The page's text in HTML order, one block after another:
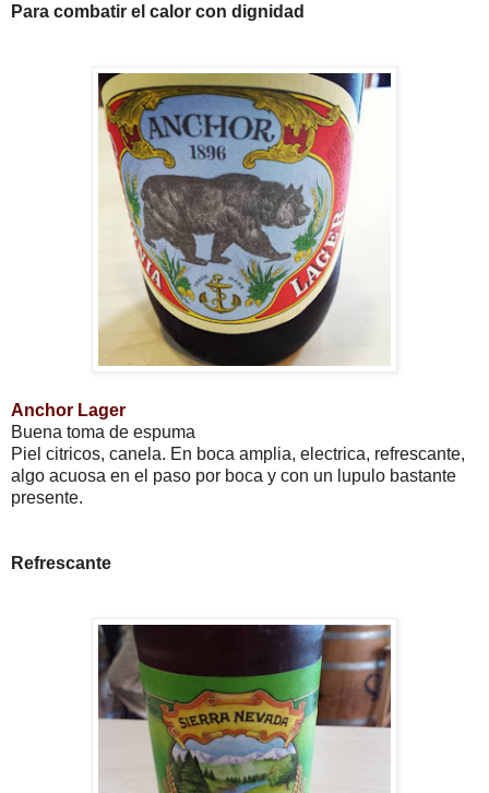
Para combatir el calor con dignidad
Anchor Lager
Buena toma de espuma
Piel citricos, canela. En boca amplia, electrica, refrescante,
algo acuosa en el paso por boca y con un lupulo bastante
presente.
Refrescante